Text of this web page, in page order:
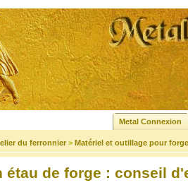
Metal Connexion
du ferronnier > Matériel et outillage pour forge
étau de forge : conseil